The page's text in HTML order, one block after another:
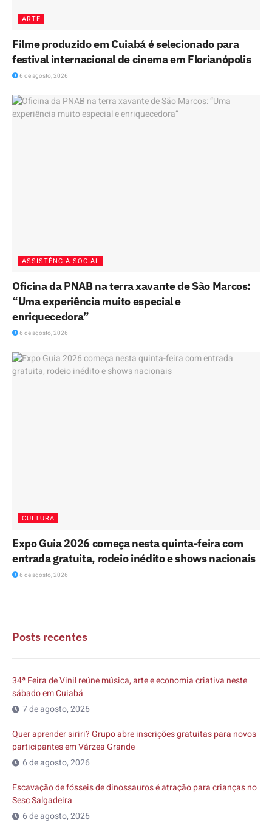
ARTE
Filme produzido em Cuiabá é selecionado para
festival internacional de cinema em Florianópolis
6 de agosto, 2026
ASSISTÊNCIA SOCIAL
Oficina da PNAB na terra xavante de São Marcos:
“Uma experiência muito especial e
enriquecedora”
6 de agosto, 2026
CULTURA
Expo Guia 2026 começa nesta quinta-feira com
entrada gratuita, rodeio inédito e shows nacionais
6 de agosto, 2026
Posts recentes
34ª Feira de Vinil reúne música, arte e economia criativa neste
sábado em Cuiabá
7 de agosto, 2026
Quer aprender siriri? Grupo abre inscrições gratuitas para novos
participantes em Várzea Grande
6 de agosto, 2026
Escavação de fósseis de dinossauros é atração para crianças no
Sesc Salgadeira
6 de agosto, 2026